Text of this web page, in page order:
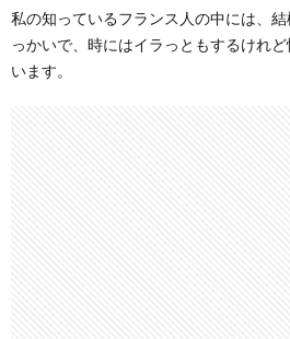
私の知っているフランス人の中には、
っかいで、時にはイラっともするけれ
います。